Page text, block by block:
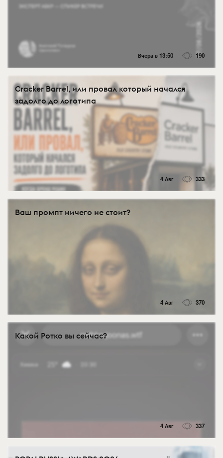
Вчера в 13:50 190
Cracker Barrel, или провал который начался
задолго до логотипа
4 Авг 333
Ваш промпт ничего не стоит?
4 Авг 370
Какой Ротко вы сейчас?
4 Авг 337